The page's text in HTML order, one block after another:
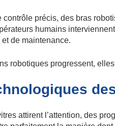
contrôle précis, des bras
humains
de maintenance.
robotiques progressent,
attirent l’attention, des